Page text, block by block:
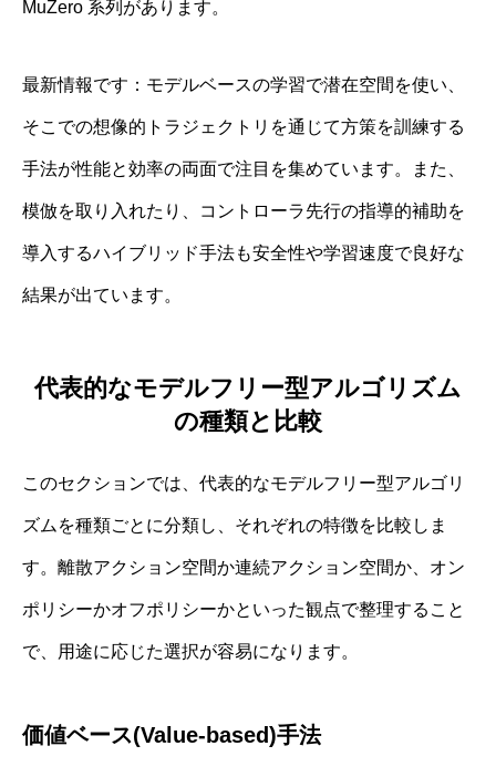
MuZero 系列があります。
最新情報です：モデルベースの学習で潜在空間を使い、
そこでの想像的トラジェクトリを通じて方策を訓練する
手法が性能と効率の両面で注目を集めています。また、
模倣を取り入れたり、コントローラ先行の指導的補助を
導入するハイブリッド手法も安全性や学習速度で良好な
結果が出ています。
代表的なモデルフリー型アルゴリズム
の種類と比較
このセクションでは、代表的なモデルフリー型アルゴリ
ズムを種類ごとに分類し、それぞれの特徴を比較しま
す。離散アクション空間か連続アクション空間か、オン
ポリシーかオフポリシーかといった観点で整理すること
で、用途に応じた選択が容易になります。
価値ベース(Value-based)手法